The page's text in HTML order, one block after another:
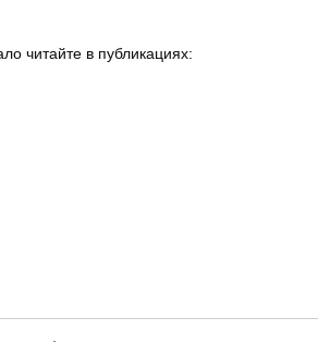
читайте в публикациях: